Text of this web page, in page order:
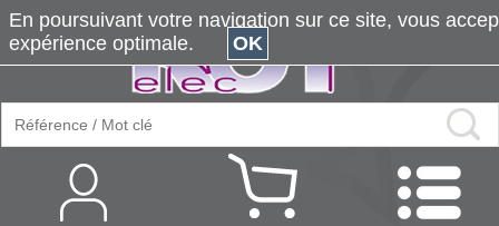
En poursuivant votre navigation sur ce site, vous
expérience optimale.
OK